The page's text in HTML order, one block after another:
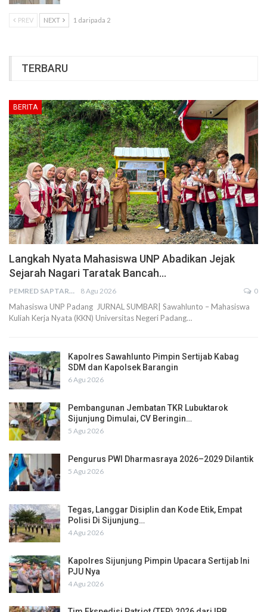
PREV NEXT 1 daripada 2
TERBARU
BERITA
Langkah Nyata Mahasiswa UNP Abadikan Jejak
Sejarah Nagari Taratak Bancah…
PEMRED SAPTARIUS 8 Agu 2026 0
Mahasiswa UNP Padang JURNAL SUMBAR| Sawahlunto – Mahasiswa
Kuliah Kerja Nyata (KKN) Universitas Negeri Padang…
Kapolres Sawahlunto Pimpin Sertijab Kabag
SDM dan Kapolsek Barangin
6 Agu 2026
Pembangunan Jembatan TKR Lubuktarok
Sijunjung Dimulai, CV Beringin…
5 Agu 2026
Pengurus PWI Dharmasraya 2026–2029 Dilantik
5 Agu 2026
Tegas, Langgar Disiplin dan Kode Etik, Empat
Polisi Di Sijunjung…
4 Agu 2026
Kapolres Sijunjung Pimpin Upacara Sertijab Ini
PJU Nya
4 Agu 2026